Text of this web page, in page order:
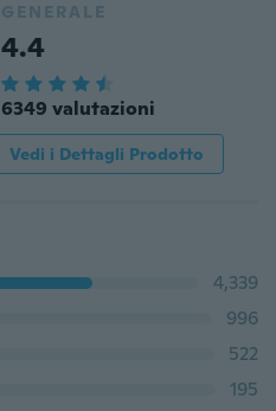
GENERALE
4.4
6349 valutazioni
Vedi i Dettagli Prodotto
4,339
996
522
195